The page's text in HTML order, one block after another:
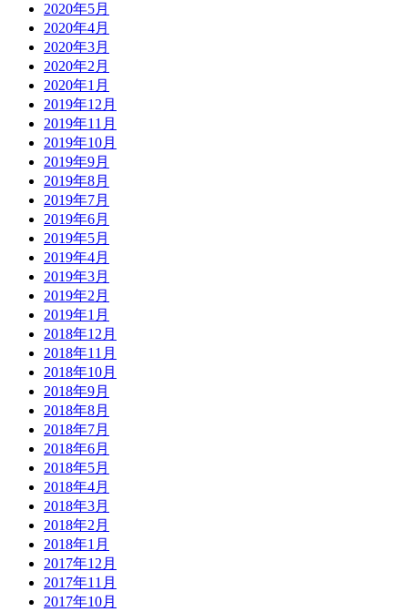
2020年5月
2020年4月
2020年3月
2020年2月
2020年1月
2019年12月
2019年11月
2019年10月
2019年9月
2019年8月
2019年7月
2019年6月
2019年5月
2019年4月
2019年3月
2019年2月
2019年1月
2018年12月
2018年11月
2018年10月
2018年9月
2018年8月
2018年7月
2018年6月
2018年5月
2018年4月
2018年3月
2018年2月
2018年1月
2017年12月
2017年11月
2017年10月